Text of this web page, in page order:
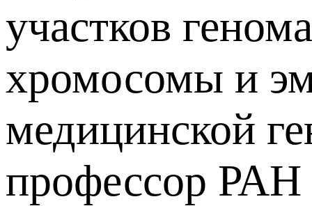
участков
хромосомы и
медицинской
профессор РАН